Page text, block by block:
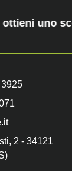
ottieni uno
2 - 34121